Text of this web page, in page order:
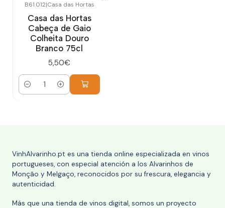
B61.012|Casa das Hortas
Casa das Hortas
Cabeça de Gaio
Colheita Douro
Branco 75cl
5,50€
Cantidad
VinhAlvarinho.pt es una tienda online especializada en vinos
portugueses, con especial atención a los Alvarinhos de
Monção y Melgaço, reconocidos por su frescura, elegancia y
autenticidad.
Más que una tienda de vinos digital, somos un proyecto